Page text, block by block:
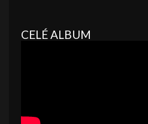
CELÉ ALBUM